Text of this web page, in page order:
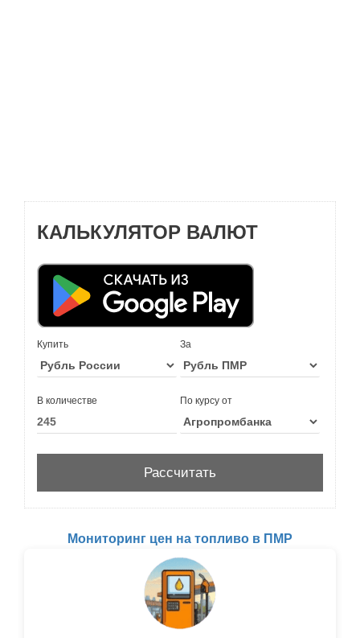
КАЛЬКУЛЯТОР ВАЛЮТ
Купить За
В количестве По курсу от
Мониторинг цен на топливо в ПМР